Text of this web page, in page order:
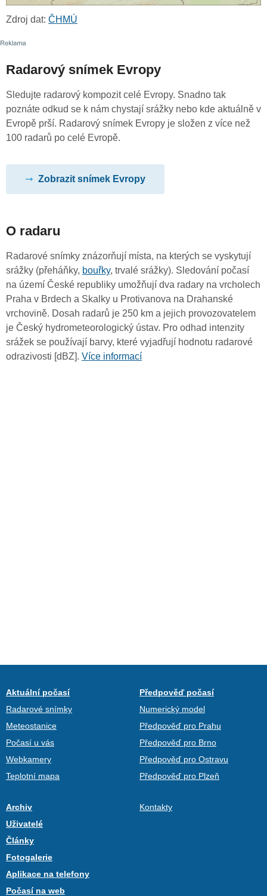
Zdroj dat: ČHMÚ
Radarový snímek Evropy
Sledujte radarový kompozit celé Evropy. Snadno tak
poznáte odkud se k nám chystají srážky nebo kde aktuálně v
Evropě prší. Radarový snímek Evropy je složen z více než
100 radarů po celé Evropě.
Zobrazit snímek Evropy
O radaru
Radarové snímky znázorňují místa, na kterých se vyskytují
srážky (přeháňky, bouřky, trvalé srážky). Sledování počasí
na území České republiky umožňují dva radary na vrcholech
Praha v Brdech a Skalky u Protivanova na Drahanské
vrchovině. Dosah radarů je 250 km a jejich provozovatelem
je Český hydrometeorologický ústav. Pro odhad intenzity
srážek se používají barvy, které vyjadřují hodnotu radarové
odrazivosti [dBZ]. Více informací
Aktuální počasí
Radarové snímky
Meteostanice
Počasí u vás
Webkamery
Teplotní mapa
Předpověď počasí
Numerický model
Předpověď pro Prahu
Předpověď pro Brno
Předpověď pro Ostravu
Předpověď pro Plzeň
Archiv
Uživatelé
Články
Fotogalerie
Aplikace na telefony
Počasí na web
Kontakty